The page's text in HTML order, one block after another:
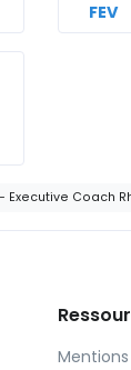
FEV
Coach